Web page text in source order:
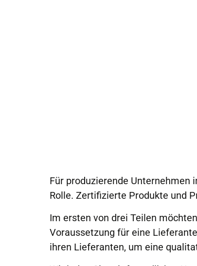
Für produzierende Unternehmen
Rolle. Zertifizierte Produkte und
Im ersten von drei Teilen
Voraussetzung für eine
ihren Lieferanten, um eine